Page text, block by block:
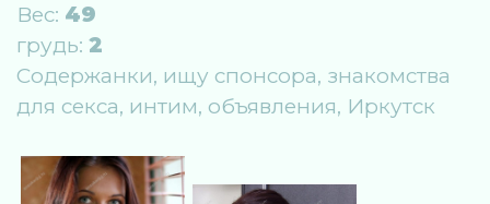
Вес: 49
грудь: 2
Содержанки, ищу спонсора, знакомства
для секса, интим, объявления, Иркутск